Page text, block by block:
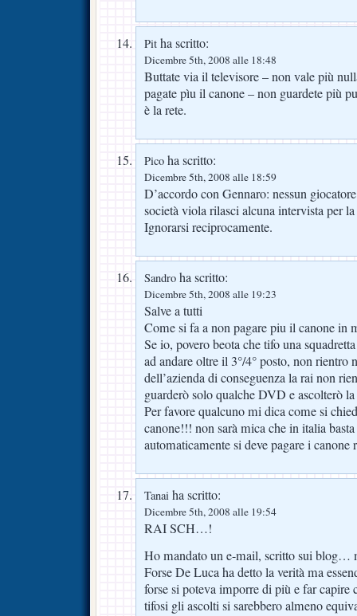
Pit ha scritto:
Dicembre 5th, 2008 alle 18:48
Buttate via il televisore – non vale più
pagate pìu il canone – non guardete più
è la rete.
Pico ha scritto:
Dicembre 5th, 2008 alle 18:59
D’accordo con Gennaro: nessun
società viola rilasci alcuna intervista per
Ignorarsi reciprocamente.
Sandro ha scritto:
Dicembre 5th, 2008 alle 19:23
Salve a tutti
Come si fa a non pagare piu il canone in
Se io, povero beota che tifo una
ad andare oltre il 3°/4° posto, non rientro
dell’azienda di conseguenza la rai non
guarderò solo qualche DVD e ascolterò
Per favore qualcuno mi dica come si
canone!!! non sarà mica che in italia
automaticamente si deve pagare i canone
Tanai ha scritto:
Dicembre 5th, 2008 alle 19:54
RAI SCH…!
Ho mandato un e-mail, scritto sui blog…
Forse De Luca ha detto la verità ma
forse si poteva imporre di più e far capire
tifosi gli ascolti si sarebbero almeno